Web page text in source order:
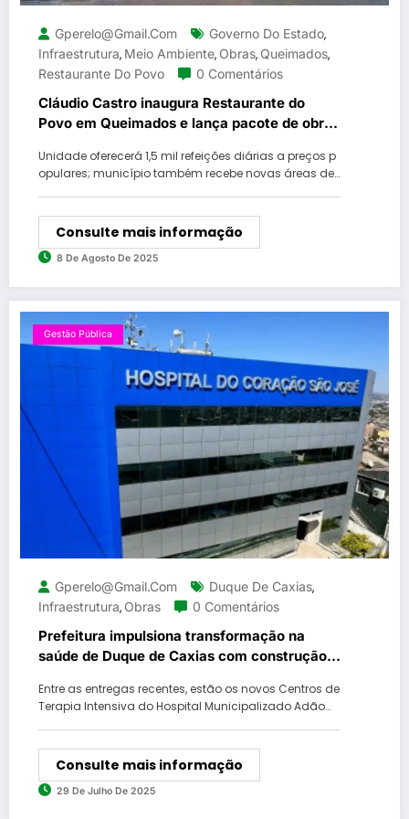
Gperelo@gmail.com Governo Do Estado,
Infraestrutura, Meio Ambiente, Obras, Queimados,
Restaurante Do Povo
0 Comentários
Cláudio Castro inaugura Restaurante do
Povo em Queimados e lança pacote de obras
Unidade oferecerá 1,5 mil refeições diárias a preços p
opulares; município também recebe novas áreas de…
Consulte mais informação
8 De Agosto De 2025
Gestão Pública
Gperelo@gmail.com Duque De Caxias,
Infraestrutura, Obras 0 Comentários
Prefeitura impulsiona transformação na
saúde de Duque de Caxias com construção e
Entre as entregas recentes, estão os novos Centros de
Terapia Intensiva do Hospital Municipalizado Adão…
Consulte mais informação
29 De Julho De 2025